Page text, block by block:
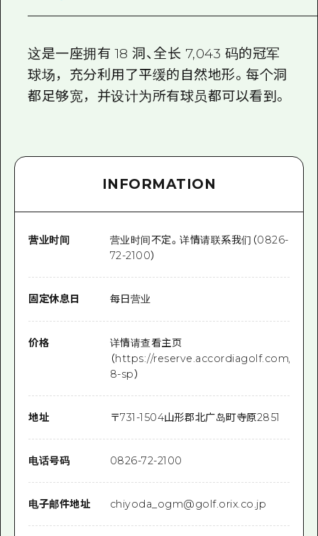
广岛观光宣传册
这是一座拥有 18 洞、全长 7,043 码的冠军
球场，充分利用了平缓的自然地形。每个洞
都足够宽，并设计为所有球员都可以看到。
INFORMATION
营业时间
营业时间不定。详情请联系我们（0826-
72-2100）
固定休息日 每日营业
价格
详情请查看主页
（https://reserve.accordiagolf.com/
8-sp）
地址 〒731-1504山形郡北广岛町寺原2851
电话号码 0826-72-2100
电子邮件地址 chiyoda_ogm@golf.orix.co.jp